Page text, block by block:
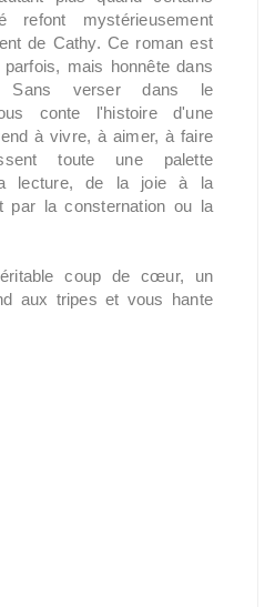
refont mystérieusement
de Cathy. Ce roman est
mais honnête dans
Sans verser dans le
conte l'histoire d'une
à vivre, à aimer, à faire
toute une palette
lecture, de la joie à la
par la consternation ou la
coup de cœur, un
aux tripes et vous hante